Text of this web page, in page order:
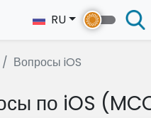
RU
Вопросы iOS
по iOS